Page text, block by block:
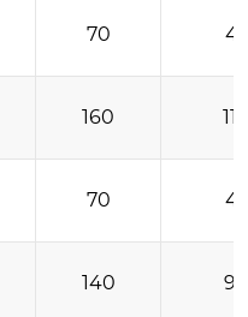
70 45
160
70 45
140 90